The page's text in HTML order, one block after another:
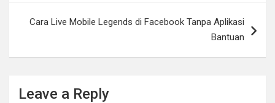
Cara Live Mobile Legends di Facebook Tanpa Aplikasi
Bantuan
Leave a Reply